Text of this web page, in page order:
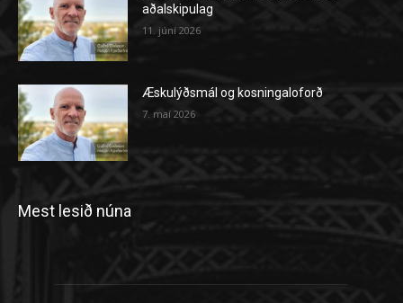
aðalskipulag
11. júní 2026
Æskulýðsmál og kosningaloforð
7. maí 2026
Mest lesið núna